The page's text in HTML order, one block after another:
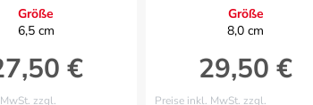
Größe
6,5 cm
Preis:
€
zzgl.
Größe
8,0 cm
Regulärer Preis:
29,50 €
Preise inkl. MwSt. zzgl.